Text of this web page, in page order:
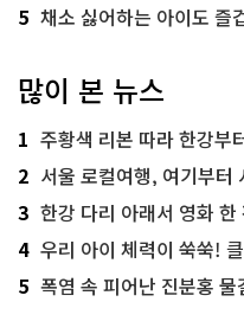
5 채소 싫어하는 아이도 즐겁게
많이 본 뉴스
1 주황색 리본 따라 한강부터 메
2 서울 로컬여행, 여기부
3 한강 다리 아래서 영화
4 우리 아이 체력이 쑥쑥!
5 폭염 속 피어난 진분홍